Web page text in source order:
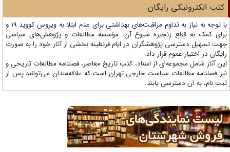
الکترونیکی رایگان
با توجه به نیاز به تداوم مراقبت‌های بهداشتی برای عدم ابتلا به ویروس کووید 19 و
کمک به قطع زنجیره شیوع آن، مؤسسه مطالعات و پژوهش‌های سیاسی
تسهیل دسترسی پژوهشگران در ایام قرنطینه بخشی از آثار خود را به صورت
در اختیار عموم قرار داد.
آثار شامل مجموعه‌ای از اسناد، کتب تاریخ معاصر، فصلنامه‌ مطالعات تاریخی و
فصلنامه مطالعات سیاست خارجی تهران است که علاقه‌مندان می‌توانند پس از
نام، به آن دسترسی یابند.